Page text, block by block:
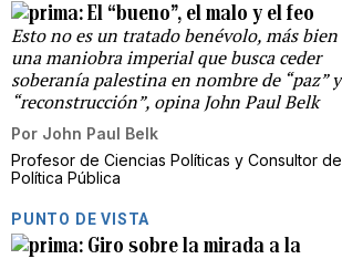
El “bueno”, el malo y el feo
Esto no es un tratado benévolo, más bien
una maniobra imperial que busca ceder
soberanía palestina en nombre de “paz” y
“reconstrucción”, opina John Paul Belk
Por John Paul Belk
Profesor de Ciencias Políticas y Consultor de
Política Pública
PUNTO DE VISTA
Giro sobre la mirada a la